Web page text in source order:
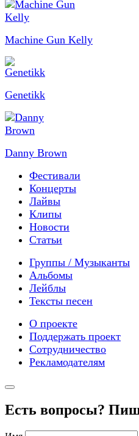
Machine Gun Kelly
Genetikk
Danny Brown
Фестивали
Концерты
Лайвы
Клипы
Новости
Статьи
Группы / Музыканты
Альбомы
Лейблы
Тексты песен
О проекте
Поддержать проект
Сотрудничество
Рекламодателям
Есть вопросы?